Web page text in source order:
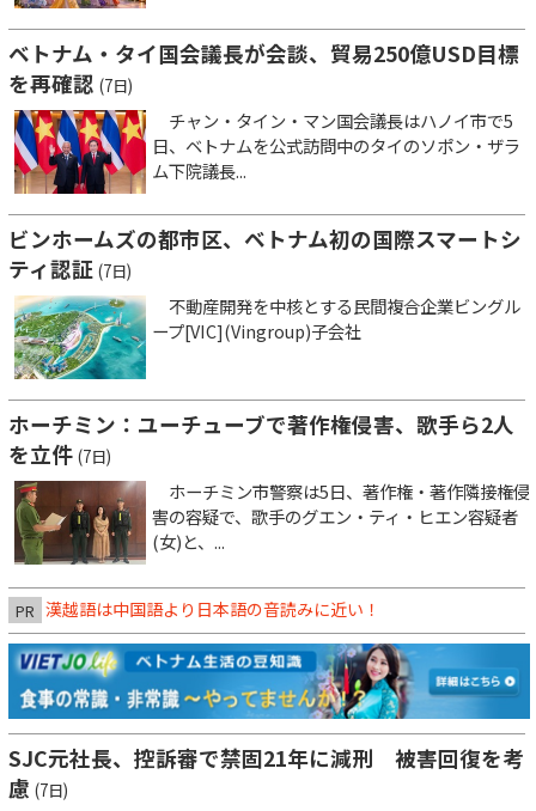
ベトナム・タイ国会議長が会談、貿易250億USD目標
を再確認 (7日)
チャン・タイン・マン国会議長はハノイ市で5
日、ベトナムを公式訪問中のタイのソポン・ザラ
ム下院議長...
ビンホームズの都市区、ベトナム初の国際スマートシ
ティ認証 (7日)
不動産開発を中核とする民間複合企業ビングル
ープ[VIC](Vingroup)子会社
ホーチミン：ユーチューブで著作権侵害、歌手ら2人
を立件 (7日)
ホーチミン市警察は5日、著作権・著作隣接権侵
害の容疑で、歌手のグエン・ティ・ヒエン容疑者
(女)と、...
PR 漢越語は中国語より日本語の音読みに近い！
SJC元社長、控訴審で禁固21年に減刑 被害回復を考
慮 (7日)